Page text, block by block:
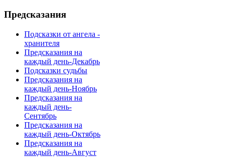
Предсказания
Подсказки от ангела -
хранителя
Предсказания на
каждый день-Декабрь
Подсказки судьбы
Предсказания на
каждый день-Ноябрь
Предсказания на
каждый день-
Сентябрь
Предсказания на
каждый день-Октябрь
Предсказания на
каждый день-Август